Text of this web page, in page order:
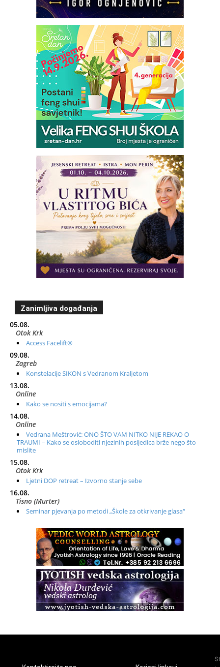
Zanimljiva događanja
05.08.
Otok Krk
Access Facelift®
09.08.
Zagreb
Konstelacije SIKON s Vedranom Kraljetom
13.08.
Online
Kako se nositi s emocijama?
14.08.
Online
Vedrana Meštrović: ONO ŠTO VAM NITKO NIJE REKAO O
TRAUMI – Kako se osloboditi njezinih posljedica brže nego što
mislite
15.08.
Otok Krk
Ljetni DOP retreat – Izvorno stanje sebe
16.08.
Tisno (Murter)
Seminar pjevanja po metodi „Škole za otkrivanje glasa“
Radionica: Pomagači iz drugih dimenzija Online – otvoreno za
Zagreb+Online
Osnovni ThetaHealing® tečaj, Zagreb i Online
Access BARS®, otpusti stres